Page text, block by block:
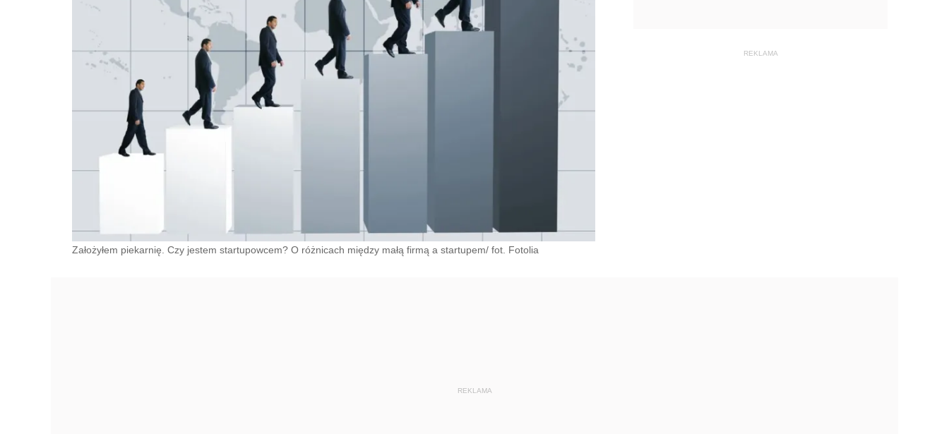
Założyłem piekarnię. Czy jestem startupowcem? O różnicach między małą firmą a startupem/ fot. Fotolia